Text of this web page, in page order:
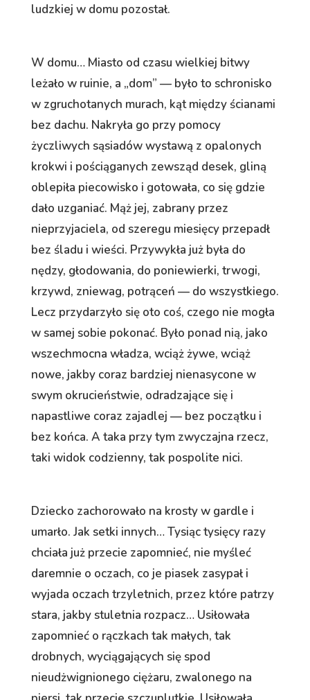
ludzkiej w domu pozostał.
W domu… Miasto od czasu wielkiej bitwy
leżało w ruinie, a „dom” — było to schronisko
w zgruchotanych murach, kąt między ścianami
bez dachu. Nakryła go przy pomocy
życzliwych sąsiadów wystawą z opalonych
krokwi i pościąganych zewsząd desek, gliną
oblepiła piecowisko i gotowała, co się gdzie
dało uzganiać. Mąż jej, zabrany przez
nieprzyjaciela, od szeregu miesięcy przepadł
bez śladu i wieści. Przywykła już była do
nędzy, głodowania, do poniewierki, trwogi,
krzywd, zniewag, potrąceń — do wszystkiego.
Lecz przydarzyło się oto coś, czego nie mogła
w samej sobie pokonać. Było ponad nią, jako
wszechmocna władza, wciąż żywe, wciąż
nowe, jakby coraz bardziej nienasycone w
swym okrucieństwie, odradzające się i
napastliwe coraz zajadlej — bez początku i
bez końca. A taka przy tym zwyczajna rzecz,
taki widok codzienny, tak pospolite nici.
Dziecko zachorowało na krosty w gardle i
umarło. Jak setki innych… Tysiąc tysięcy razy
chciała już przecie zapomnieć, nie myśleć
daremnie o oczach, co je piasek zasypał i
wyjada oczach trzyletnich, przez które patrzy
stara, jakby stuletnia rozpacz… Usiłowała
zapomnieć o rączkach tak małych, tak
drobnych, wyciągających się spod
nieudżwignionego ciężaru, zwalonego na